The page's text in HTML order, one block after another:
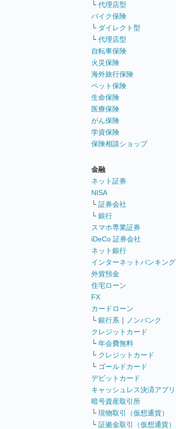
└ 代理店型
バイク保険
└ ダイレクト型
└ 代理店型
自転車保険
火災保険
海外旅行保険
ペット保険
生命保険
医療保険
がん保険
学資保険
保険相談ショップ
金融
ネット証券
NISA
└ 証券会社
└ 銀行
スマホ専業証券
iDeCo 証券会社
ネット銀行
インターネットバンキング
外貨預金
住宅ローン
FX
カードローン
└ 銀行系 ｜
ノンバンク
クレジットカード
└ 年会費無料
└ クレジットカード
└ ゴールドカード
デビットカード
キャッシュレス決済アプリ
暗号資産取引所
└ 現物取引（仮想通貨）
└ 証拠金取引（仮想通貨）